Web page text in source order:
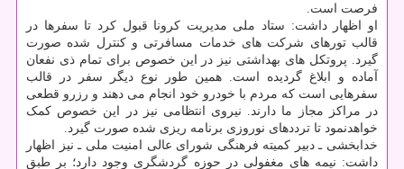
فرصت است.
او اظهار داشت: ستاد ملی مدیریت کرونا قبول کرد تا سفرها در
قالب تورهای شرکت های خدمات مسافرتی و کنترل شده صورت
گیرد. پروتکل های بهداشتی نیز در این خصوص برای تمام ذی نفعان
آماده و ابلاغ گردیده است. همین طور نوع دیگر سفر در قالب
سفرهایی است که مردم با خودرو خود انجام می دهند و رزرو قطعی
در مراکز مجاز ما دارند. نیروی انتظامی نیز در این خصوص کمک
خواهدنمود تا ترددهای نوروزی برنامه ریزی شده صورت گیرد.
خدابخشی ـ دبیر کمیته فرهنگی شورای عالی امنیت ملی ـ نیز اظهار
داشت: نیمه های مغفولی در حوزه گردشگری وجود دارد؛ بر طبق